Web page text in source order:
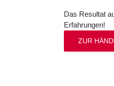
Das Resultat
Erfahrungen!
ZUR